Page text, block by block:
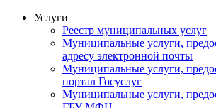
Услуги
Реестр муниципальных услуг
Муниципальные услуги,
адресу электронной почты
Муниципальные услуги,
портал Госуслуг
Муниципальные услуги,